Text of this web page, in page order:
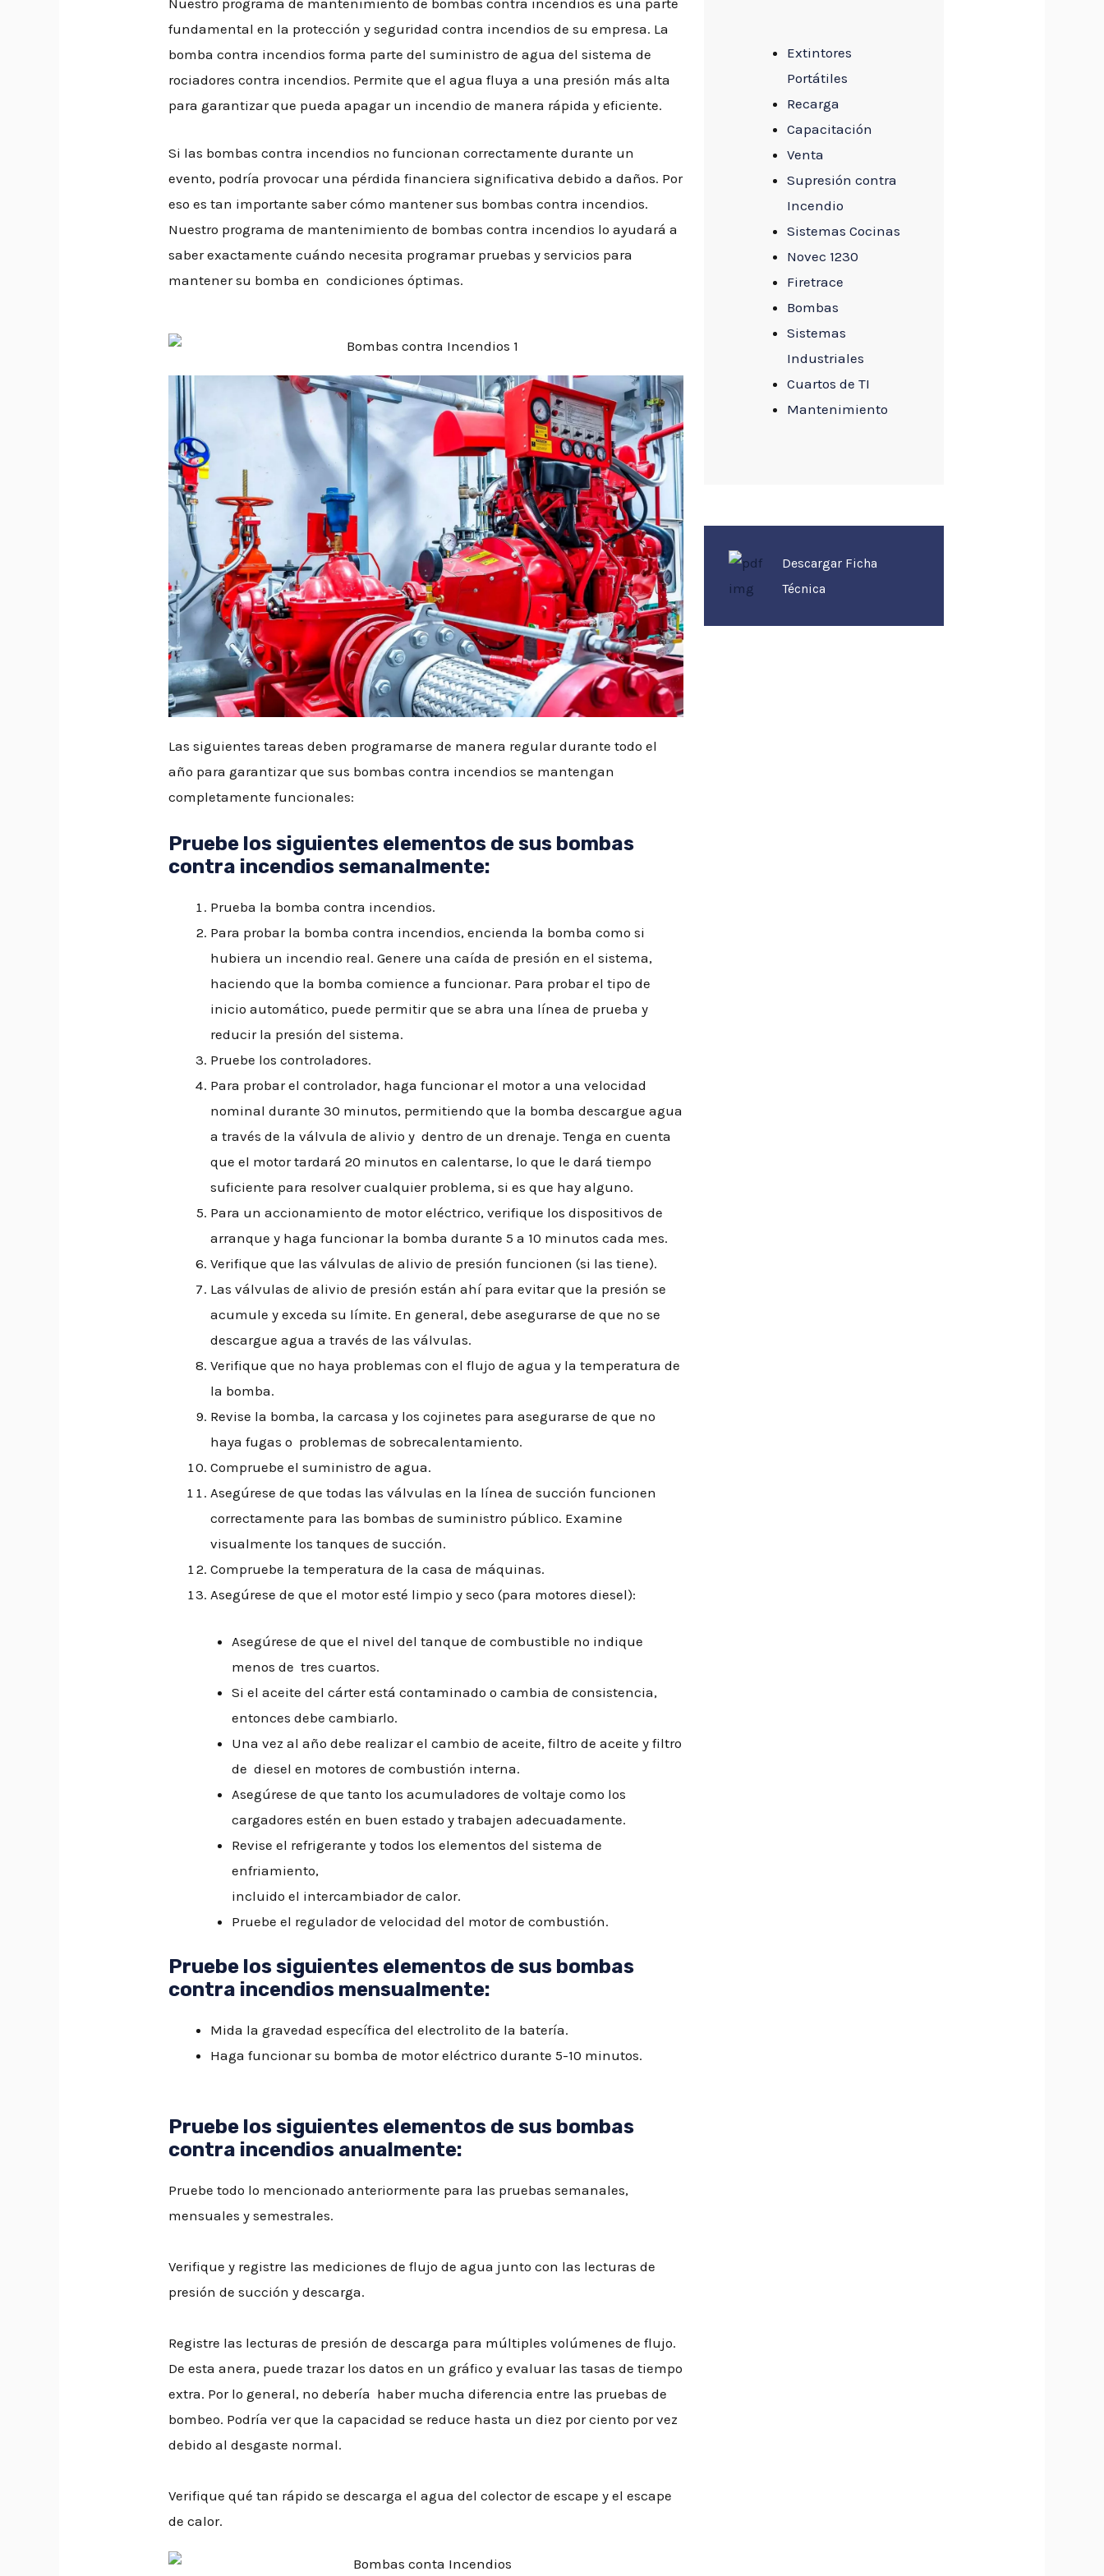
Nuestro programa de mantenimiento de bombas contra incendios es una parte
fundamental en la protección y seguridad contra incendios de su empresa. La
bomba contra incendios forma parte del suministro de agua del sistema de
rociadores contra incendios. Permite que el agua fluya a una presión más alta
para garantizar que pueda apagar un incendio de manera rápida y eficiente.
Si las bombas contra incendios no funcionan correctamente durante un
evento, podría provocar una pérdida financiera significativa debido a daños. Por
eso es tan importante saber cómo mantener sus bombas contra incendios.
Nuestro programa de mantenimiento de bombas contra incendios lo ayudará a
saber exactamente cuándo necesita programar pruebas y servicios para
mantener su bomba en condiciones óptimas.
Las siguientes tareas deben programarse de manera regular durante todo el
año para garantizar que sus bombas contra incendios se mantengan
completamente funcionales:
Pruebe los siguientes elementos de sus bombas
contra incendios semanalmente:
Prueba la bomba contra incendios.
Para probar la bomba contra incendios, encienda la bomba como si
hubiera un incendio real. Genere una caída de presión en el sistema,
haciendo que la bomba comience a funcionar. Para probar el tipo de
inicio automático, puede permitir que se abra una línea de prueba y
reducir la presión del sistema.
Pruebe los controladores.
Para probar el controlador, haga funcionar el motor a una velocidad
nominal durante 30 minutos, permitiendo que la bomba descargue agua
a través de la válvula de alivio y dentro de un drenaje. Tenga en cuenta
que el motor tardará 20 minutos en calentarse, lo que le dará tiempo
suficiente para resolver cualquier problema, si es que hay alguno.
Para un accionamiento de motor eléctrico, verifique los dispositivos de
arranque y haga funcionar la bomba durante 5 a 10 minutos cada mes.
Verifique que las válvulas de alivio de presión funcionen (si las tiene).
Las válvulas de alivio de presión están ahí para evitar que la presión se
acumule y exceda su límite. En general, debe asegurarse de que no se
descargue agua a través de las válvulas.
Verifique que no haya problemas con el flujo de agua y la temperatura de
la bomba.
Revise la bomba, la carcasa y los cojinetes para asegurarse de que no
haya fugas o problemas de sobrecalentamiento.
Compruebe el suministro de agua.
Asegúrese de que todas las válvulas en la línea de succión funcionen
correctamente para las bombas de suministro público. Examine
visualmente los tanques de succión.
Compruebe la temperatura de la casa de máquinas.
Asegúrese de que el motor esté limpio y seco (para motores diesel):
Asegúrese de que el nivel del tanque de combustible no indique
menos de tres cuartos.
Si el aceite del cárter está contaminado o cambia de consistencia,
entonces debe cambiarlo.
Una vez al año debe realizar el cambio de aceite, filtro de aceite y filtro
de diesel en motores de combustión interna.
Asegúrese de que tanto los acumuladores de voltaje como los
cargadores estén en buen estado y trabajen adecuadamente.
Revise el refrigerante y todos los elementos del sistema de
enfriamiento,
incluido el intercambiador de calor.
Pruebe el regulador de velocidad del motor de combustión.
Pruebe los siguientes elementos de sus bombas
contra incendios mensualmente:
Mida la gravedad específica del electrolito de la batería.
Haga funcionar su bomba de motor eléctrico durante 5-10 minutos.
Pruebe los siguientes elementos de sus bombas
contra incendios anualmente:
Pruebe todo lo mencionado anteriormente para las pruebas semanales,
mensuales y semestrales.
Verifique y registre las mediciones de flujo de agua junto con las lecturas de
presión de succión y descarga.
Registre las lecturas de presión de descarga para múltiples volúmenes de flujo.
De esta anera, puede trazar los datos en un gráfico y evaluar las tasas de tiempo
extra. Por lo general, no debería haber mucha diferencia entre las pruebas de
bombeo. Podría ver que la capacidad se reduce hasta un diez por ciento por vez
debido al desgaste normal.
Verifique qué tan rápido se descarga el agua del colector de escape y el escape
de calor.
Extintores
Portátiles
Recarga
Capacitación
Venta
Supresión contra
Incendio​
Sistemas Cocinas
Novec 1230
Firetrace
Bombas
Sistemas
Industriales​
Cuartos de TI
Mantenimiento
Descargar Ficha
Técnica